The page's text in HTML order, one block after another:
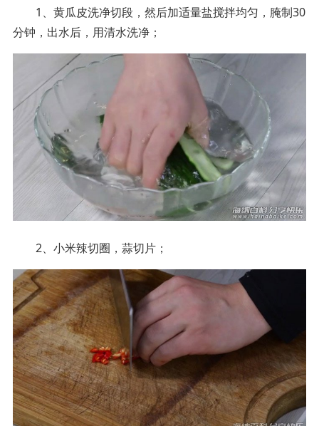
1、黄瓜皮洗净切段，然后加适量盐搅拌均匀，腌制30
分钟，出水后，用清水洗净；
2、小米辣切圈，蒜切片；